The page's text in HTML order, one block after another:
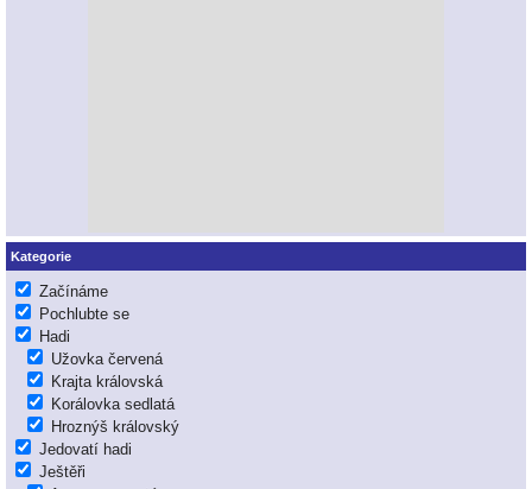
Kategorie
Začínáme
Pochlubte se
Hadi
Užovka červená
Krajta královská
Korálovka sedlatá
Hroznýš královský
Jedovatí hadi
Ještěři